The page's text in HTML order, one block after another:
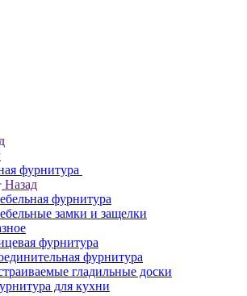
фурнитура
Назад
фурнитура
замки и защелки
фурнитура
фурнитура
гладильные доски
для кухни